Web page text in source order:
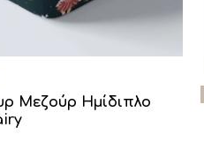
Μεζούρ Ημίδιπλο